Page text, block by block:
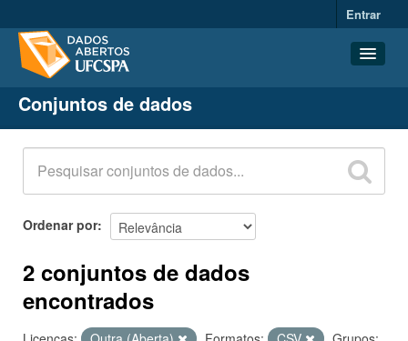
Entrar
Conjuntos de dados
Organizações
Grupos
Sobre
Conjuntos de dados
Ordenar por
2 conjuntos de dados
encontrados